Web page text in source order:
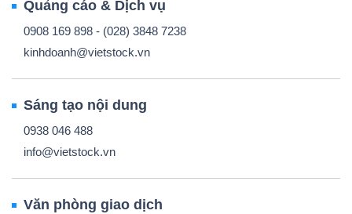
Quảng cáo & Dịch vụ
0908 169 898 - (028) 3848 7238
kinhdoanh@vietstock.vn
Sáng tạo nội dung
0938 046 488
info@vietstock.vn
Văn phòng giao dịch